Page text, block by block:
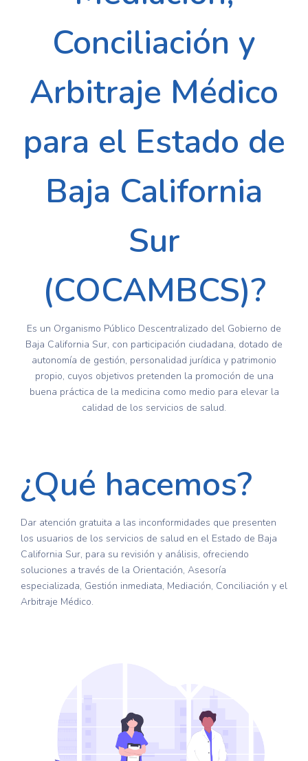
Conciliación y
Arbitraje Médico
para el Estado de
Baja California
Sur
(COCAMBCS)?
Es un Organismo Público Descentralizado del Gobierno de
Baja California Sur, con participación ciudadana, dotado de
autonomía de gestión, personalidad jurídica y patrimonio
propio, cuyos objetivos pretenden la promoción de una
buena práctica de la medicina como medio para elevar la
calidad de los servicios de salud.
¿Qué hacemos?
Dar atención gratuita a las inconformidades que presenten
los usuarios de los servicios de salud en el Estado de Baja
California Sur, para su revisión y análisis, ofreciendo
soluciones a través de la Orientación, Asesoría
especializada, Gestión inmediata, Mediación, Conciliación y el
Arbitraje Médico.